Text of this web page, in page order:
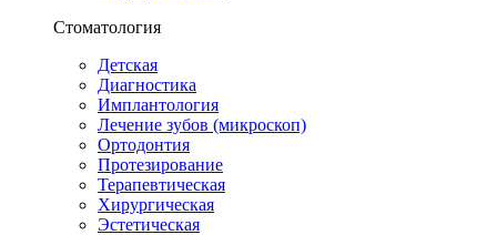
Стоматология
Детская
Диагностика
Имплантология
Лечение зубов (микроскоп)
Ортодонтия
Протезирование
Терапевтическая
Хирургическая
Эстетическая